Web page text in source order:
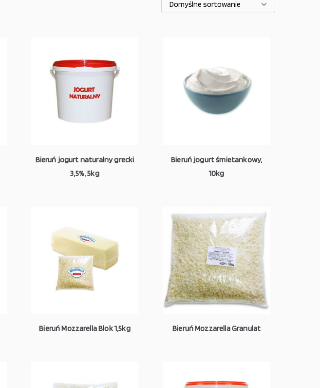
Bieruń jogurt naturalny grecki
3,5%, 5kg
Bieruń jogurt śmietankowy,
10kg
Bieruń Mozzarella Blok 1,5kg Bieruń Mozzarella Granulat